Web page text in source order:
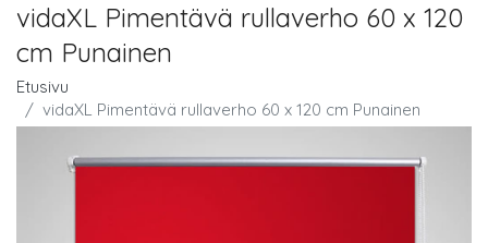
vidaXL Pimentävä rullaverho 60 x 120
cm Punainen
Etusivu
vidaXL Pimentävä rullaverho 60 x 120 cm Punainen